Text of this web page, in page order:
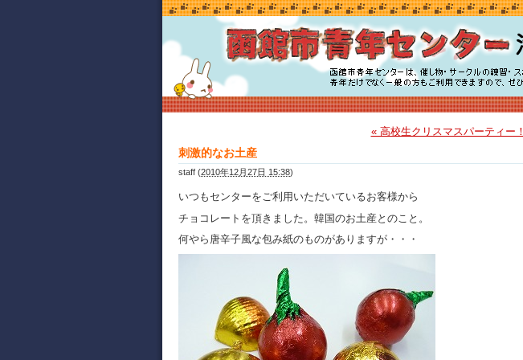
« 高校生クリスマスパーティー！
刺激的なお土産
staff (2010年12月27日 15:38)
いつもセンターをご利用いただいているお客様から
チョコレートを頂きました。韓国のお土産とのこと。
何やら唐辛子風な包み紙のものがありますが・・・